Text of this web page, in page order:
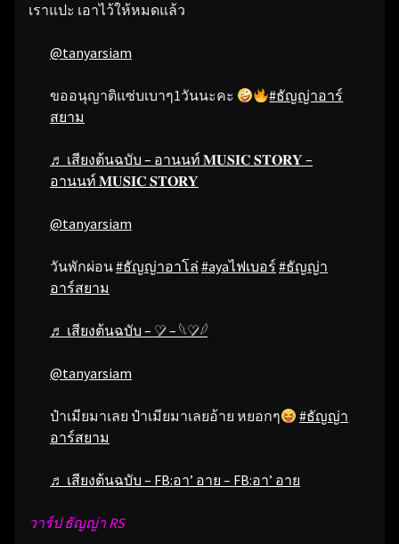
เราแปะ เอาไว้ให้หมดแล้ว
@tanyarsiam
ขออนุญาติแซ่บเบาๆ1วันนะคะ
#ธัญญ่าอาร์
สยาม
♬ เสียงต้นฉบับ – อานนท์ 𝐌𝐔𝐒𝐈𝐂 𝐒𝐓𝐎𝐑𝐘 –
อานนท์ 𝐌𝐔𝐒𝐈𝐂 𝐒𝐓𝐎𝐑𝐘
@tanyarsiam
วันพักผ่อน#ธัญญ่าอาโล่ #ayaไฟเบอร์ #ธัญญ่า
อาร์สยาม
♬ เสียงต้นฉบับ – ♡̷ – 𓆩♡̷𓆪
@tanyarsiam
ป๋าเมียมาเลย ป๋าเมียมาเลยอ้าย หยอกๆ
#ธัญญ่า
อาร์สยาม
♬ เสียงต้นฉบับ – FB:อา’ อาย – FB:อา’ อาย
วาร์ป ธัญญ่า RS